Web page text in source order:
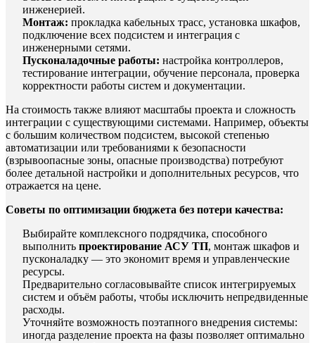
инженерией.
Монтаж: прокладка кабельных трасс, установка шкафов,
подключение всех подсистем и интеграция с
инженерными сетями.
Пусконаладочные работы: настройка контроллеров,
тестирование интеграции, обучение персонала, проверка
корректности работы систем и документации.
На стоимость также влияют масштабы проекта и сложность
интеграции с существующими системами. Например, объекты
с большим количеством подсистем, высокой степенью
автоматизации или требованиями к безопасности
(взрывоопасные зоны, опасные производства) потребуют
более детальной настройки и дополнительных ресурсов, что
отражается на цене.
Советы по оптимизации бюджета без потери качества:
Выбирайте комплексного подрядчика, способного
выполнить проектирование АСУ ТП, монтаж шкафов и
пусконаладку — это экономит время и управленческие
ресурсы.
Предварительно согласовывайте список интегрируемых
систем и объём работы, чтобы исключить непредвиденные
расходы.
Уточняйте возможность поэтапного внедрения системы:
иногда разделение проекта на фазы позволяет оптимально